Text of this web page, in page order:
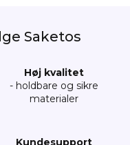
Saketos
Høj kvalitet
- holdbare og sikre
materialer
Kundesupport